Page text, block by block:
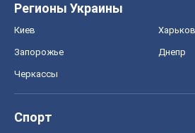
Регионы Украины
Киев Харьков
Запорожье Днепр
Черкассы
Спорт